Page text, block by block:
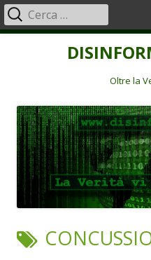
Oltre la
Menu
principale
Ricerca
per:
TAG: